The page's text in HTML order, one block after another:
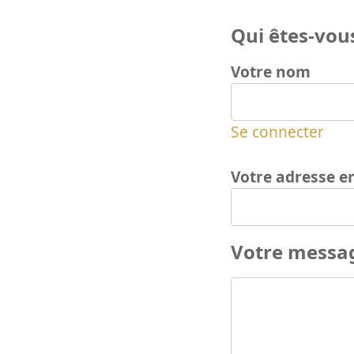
Qui êtes-
Votre nom
Se connecter
Votre adresse
Votre